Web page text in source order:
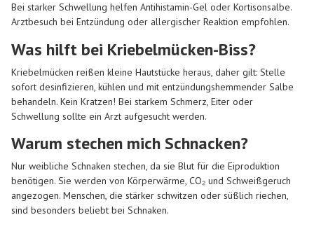
Bei starker Schwellung helfen Antihistamin-Gel oder Kortisonsalbe.
Arztbesuch bei Entzündung oder allergischer Reaktion empfohlen.
Was hilft bei Kriebelmücken-Biss?
Kriebelmücken reißen kleine Hautstücke heraus, daher gilt: Stelle
sofort desinfizieren, kühlen und mit entzündungshemmender Salbe
behandeln. Kein Kratzen! Bei starkem Schmerz, Eiter oder
Schwellung sollte ein Arzt aufgesucht werden.
Warum stechen mich Schnacken?
Nur weibliche Schnaken stechen, da sie Blut für die Eiproduktion
benötigen. Sie werden von Körperwärme, CO₂ und Schweißgeruch
angezogen. Menschen, die stärker schwitzen oder süßlich riechen,
sind besonders beliebt bei Schnaken.